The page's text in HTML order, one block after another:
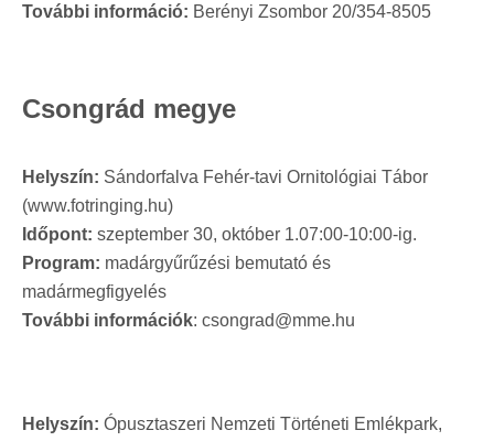
További információ: Berényi Zsombor 20/354-8505
Csongrád megye
Helyszín: Sándorfalva Fehér-tavi Ornitológiai Tábor
(www.fotringing.hu)
Időpont: szeptember 30, október 1.07:00-10:00-ig.
Program: madárgyűrűzési bemutató és
madármegfigyelés
További információk: csongrad@mme.hu
Helyszín: Ópusztaszeri Nemzeti Történeti Emlékpark,